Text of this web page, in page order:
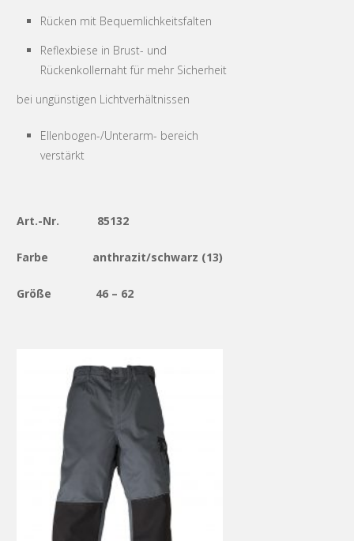
Rücken mit Bequemlichkeitsfalten
Reflexbiese in Brust- und
Rückenkollernaht für mehr Sicherheit
bei ungünstigen Lichtverhältnissen
Ellenbogen-/Unterarm- bereich
verstärkt
Art.-Nr. 85132
Farbe anthrazit/schwarz (13)
Größe 46 – 62